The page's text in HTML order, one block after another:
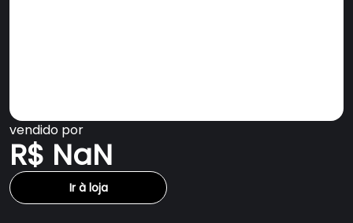
vendido por
R$ NaN
Ir à loja